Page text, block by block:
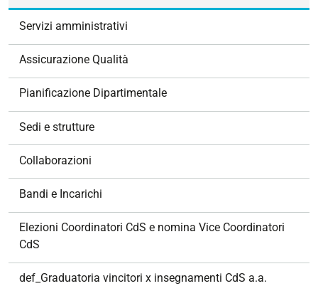
Servizi amministrativi
Assicurazione Qualità
Pianificazione Dipartimentale
Sedi e strutture
Collaborazioni
Bandi e Incarichi
Elezioni Coordinatori CdS e nomina Vice Coordinatori
CdS
def_Graduatoria vincitori x insegnamenti CdS a.a.